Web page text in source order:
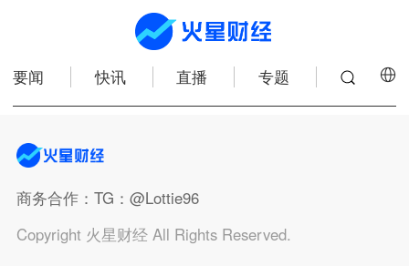
要闻 快讯 直播 专题
商务合作：TG：@Lottie96
Copyright 火星财经 All Rights Reserved.